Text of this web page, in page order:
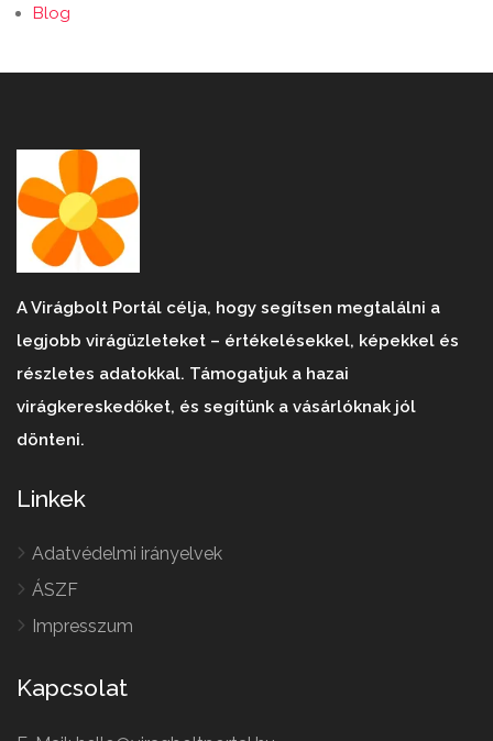
Blog
A Virágbolt Portál célja, hogy segítsen megtalálni a
legjobb virágüzleteket – értékelésekkel, képekkel és
részletes adatokkal. Támogatjuk a hazai
virágkereskedőket, és segítünk a vásárlóknak jól
dönteni.
Linkek
Adatvédelmi irányelvek
ÁSZF
Impresszum
Kapcsolat